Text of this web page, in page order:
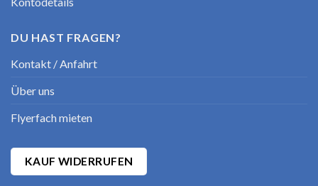
DU HAST FRAGEN?
Kontakt / Anfahrt
Über uns
Flyerfach mieten
KAUF WIDERRUFEN